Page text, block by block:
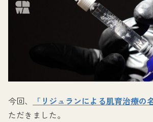
今回、 「リジュランによる肌育治療の
ただきました。